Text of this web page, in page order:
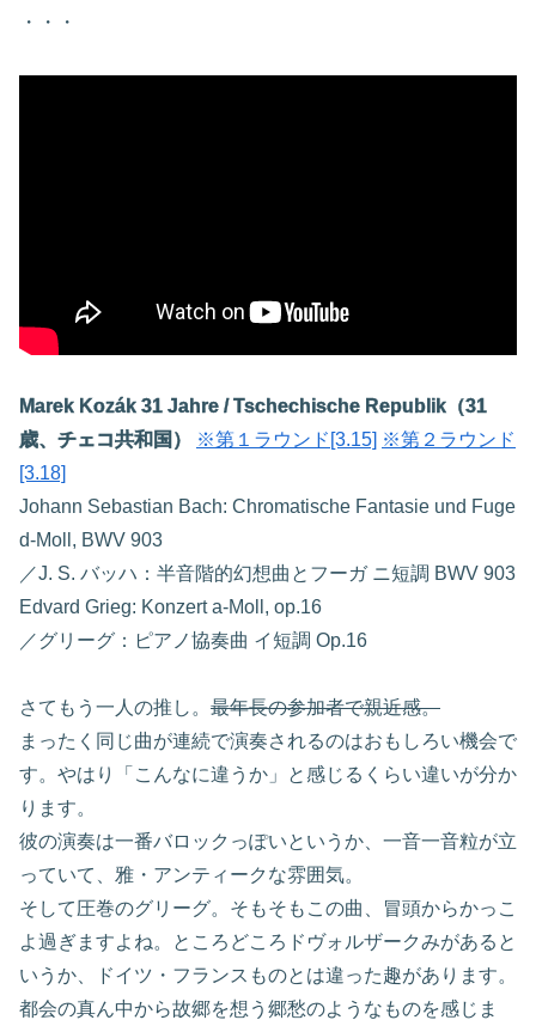
・・・
Marek Kozák 31 Jahre / Tschechische Republik（31
歳、チェコ共和国）
※第１ラウンド[3.15] ※第２ラウンド
[3.18]
Johann Sebastian Bach: Chromatische Fantasie und Fuge
d-Moll, BWV 903
／J. S. バッハ：半音階的幻想曲とフーガ ニ短調 BWV 903
Edvard Grieg: Konzert a-Moll, op.16
／グリーグ：ピアノ協奏曲 イ短調 Op.16
さてもう一人の推し。 最年長の参加者で親近感。
まったく同じ曲が連続で演奏されるのはおもしろい機会で
す。やはり「こんなに違うか」と感じるくらい違いが分か
ります。
彼の演奏は一番バロックっぽいというか、一音一音粒が立
っていて、雅・アンティークな雰囲気。
そして圧巻のグリーグ。そもそもこの曲、冒頭からかっこ
よ過ぎますよね。ところどころドヴォルザークみがあると
いうか、ドイツ・フランスものとは違った趣があります。
都会の真ん中から故郷を想う郷愁のようなものを感じま